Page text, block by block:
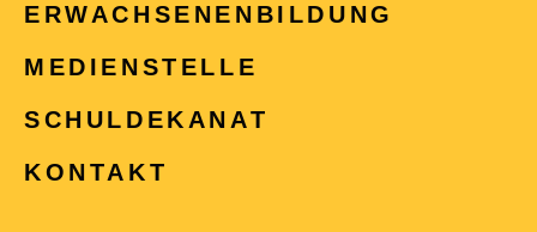
ERWACHSENEN­BILDUNG
MEDIENSTELLE
SCHULDEKANAT
KONTAKT